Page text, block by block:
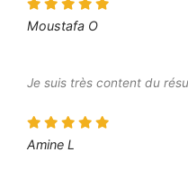
Moustafa O
Je suis très content du
Amine L